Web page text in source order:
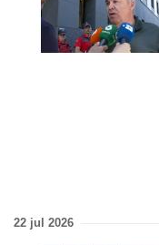
22 jul 2026